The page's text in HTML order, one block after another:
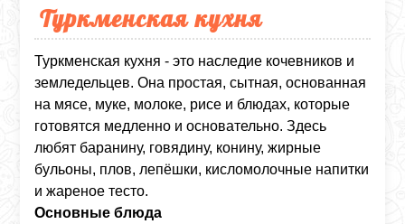
Туркменская кухня
Туркменская кухня - это наследие кочевников и
земледельцев. Она простая, сытная, основанная
на мясе, муке, молоке, рисе и блюдах, которые
готовятся медленно и основательно. Здесь
любят баранину, говядину, конину, жирные
бульоны, плов, лепёшки, кисломолочные напитки
и жареное тесто.
Основные блюда